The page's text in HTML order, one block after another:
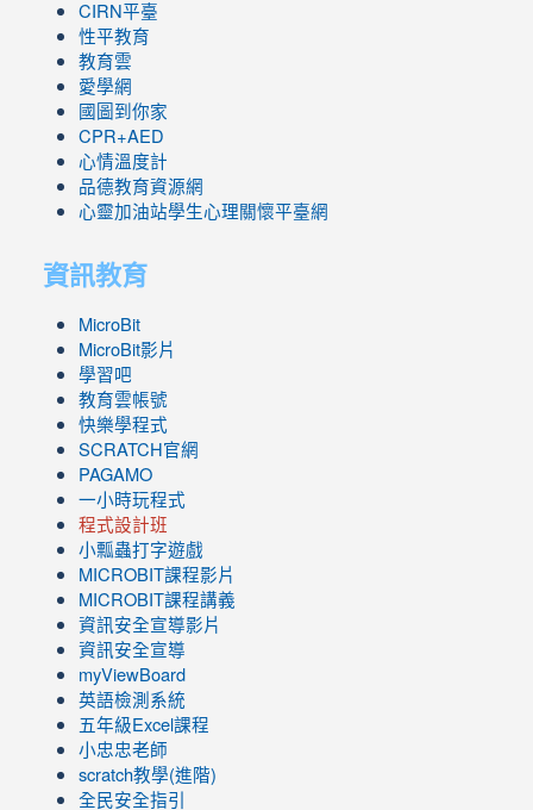
CIRN平臺
性平教育
教育雲
愛學網
國圖到你家
CPR+AED
心情溫度計
品德教育資源網
心靈加油站學生心理關懷平臺網
資訊教育
MicroBit
MicroBit影片
學習吧
教育雲帳號
快樂學程式
SCRATCH官網
PAGAMO
一小時玩程式
程式設計班
小瓢蟲打字遊戲
link
to
https://www.youtube.com/channel/UC8LghzcV5-
ZBGmXwlbUndNA/videos?
view=0&sort=dd&shelf_id=0
MICROBIT課程影片
link
to
https://www.youtube.com/channel/UC8LghzcV5-
ZBGmXwlbUndNA/videos?
view=0&sort=dd&shelf_id=0
MICROBIT課程講義
資訊安全宣導影片
資訊安全宣導
myViewBoard
英語檢測系統
五年級Excel課程
小忠忠老師
scratch教學(進階)
全民安全指引